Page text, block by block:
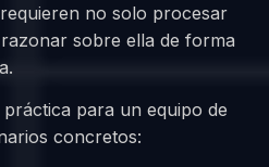
no solo procesar
sobre ella de forma
para un equipo de
concretos: